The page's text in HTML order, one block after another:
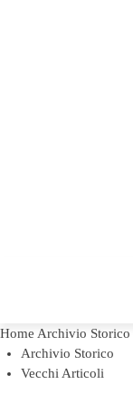
Home Archivio Storico
Archivio Storico
Vecchi Articoli